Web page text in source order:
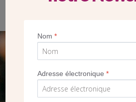
Les travaux dureront 6
SEUL VOTRE DON
NOUS PERMET D’AGIR
Nom*
Adresse électronique*